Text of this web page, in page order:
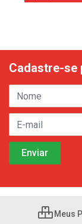
Cadastre-se
Meus